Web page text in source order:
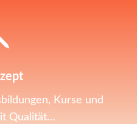
Kurse und
Qualität…